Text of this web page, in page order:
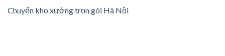
Chuyển kho xưởng trọn gói Hà Nội